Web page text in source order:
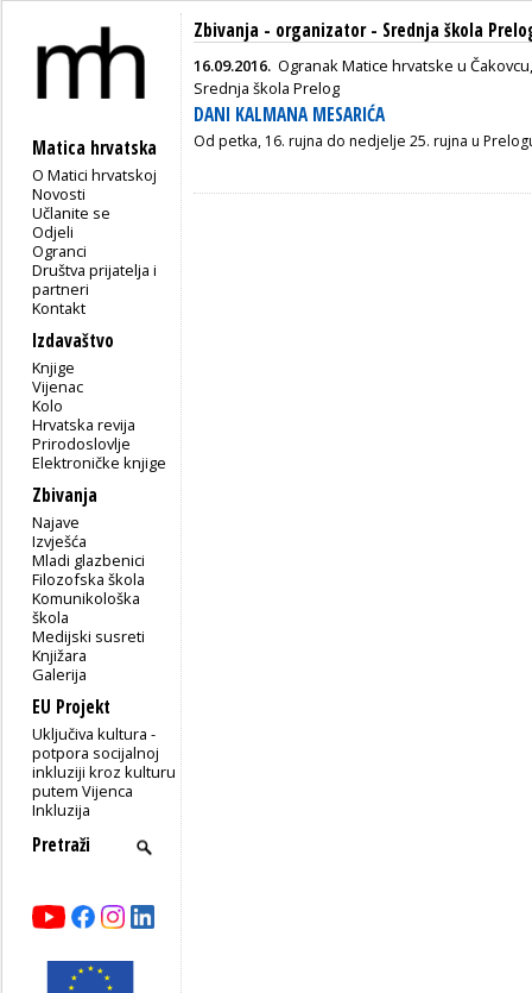
Matica hrvatska
O Matici hrvatskoj
Novosti
Učlanite se
Odjeli
Ogranci
Društva prijatelja i
partneri
Kontakt
Izdavaštvo
Knjige
Vijenac
Kolo
Hrvatska revija
Prirodoslovlje
Elektroničke knjige
Zbivanja
Najave
Izvješća
Mladi glazbenici
Filozofska škola
Komunikološka
škola
Medijski susreti
Knjižara
Galerija
EU Projekt
Uključiva kultura -
potpora socijalnoj
inkluziji kroz kulturu
putem Vijenca
Inkluzija
Zbivanja - organizator - Srednja škola
16.09.2016. Ogranak Matice hrvatske u
Srednja škola Prelog
DANI KALMANA MESARIĆA
Od petka, 16. rujna do nedjelje 25. rujna u